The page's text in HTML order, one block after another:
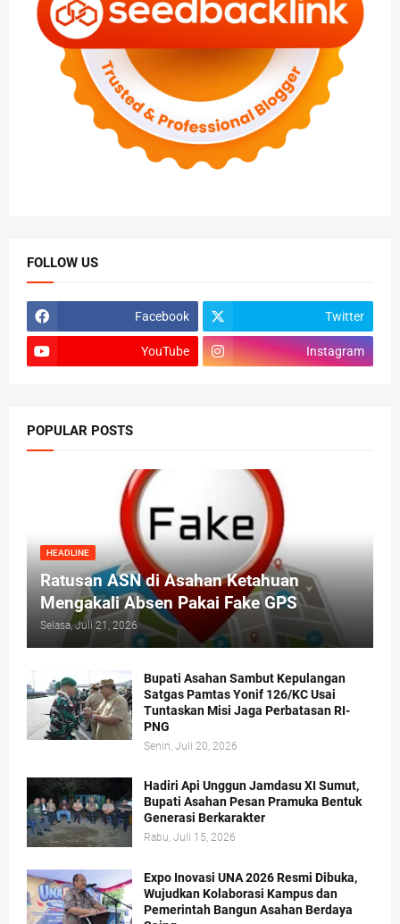
FOLLOW US
Facebook Twitter
YouTube Instagram
POPULAR POSTS
HEADLINE
Ratusan ASN di Asahan Ketahuan
Mengakali Absen Pakai Fake GPS
Selasa, Juli 21, 2026
Bupati Asahan Sambut Kepulangan
Satgas Pamtas Yonif 126/KC Usai
Tuntaskan Misi Jaga Perbatasan RI-
PNG
Senin, Juli 20, 2026
Hadiri Api Unggun Jamdasu XI Sumut,
Bupati Asahan Pesan Pramuka Bentuk
Generasi Berkarakter
Rabu, Juli 15, 2026
Expo Inovasi UNA 2026 Resmi Dibuka,
Wujudkan Kolaborasi Kampus dan
Pemerintah Bangun Asahan Berdaya